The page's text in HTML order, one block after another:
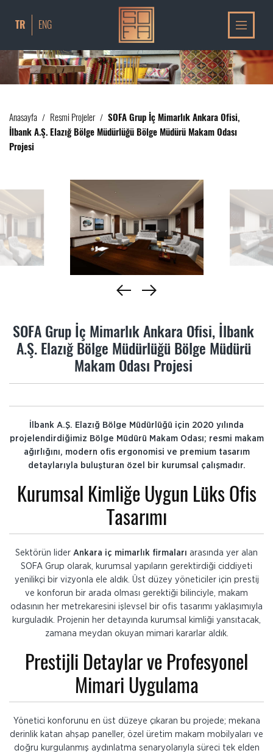
TR ENG
Anasayfa / Resmi Projeler / SOFA Grup İç Mimarlık Ankara Ofisi,
İlbank A.Ş. Elazığ Bölge Müdürlüğü Bölge Müdürü Makam Odası
Projesi
SOFA Grup İç Mimarlık Ankara Ofisi, İlbank
A.Ş. Elazığ Bölge Müdürlüğü Bölge Müdürü
Makam Odası Projesi
İlbank A.Ş. Elazığ Bölge Müdürlüğü için 2020 yılında
projelendirdiğimiz Bölge Müdürü Makam Odası; resmi makam
ağırlığını, modern ofis ergonomisi ve premium tasarım
detaylarıyla buluşturan özel bir kurumsal çalışmadır.
Kurumsal Kimliğe Uygun Lüks Ofis
Tasarımı
Sektörün lider Ankara iç mimarlık firmaları arasında yer alan
SOFA Grup olarak, kurumsal yapıların gerektirdiği ciddiyeti
yenilikçi bir vizyonla ele aldık. Üst düzey yöneticiler için prestij
ve konforun bir arada olması gerektiği bilinciyle, makam
odasının her metrekaresini işlevsel bir ofis tasarımı yaklaşımıyla
kurguladık. Projenin her detayında kurumsal kimliği yansıtacak,
zamana meydan okuyan mimari kararlar aldık.
Prestijli Detaylar ve Profesyonel
Mimari Uygulama
Yönetici konforunu en üst düzeye çıkaran bu projede; mekana
derinlik katan ahşap paneller, özel üretim makam mobilyaları ve
doğru kurgulanmış aydınlatma senaryolarıyla süreci tek elden